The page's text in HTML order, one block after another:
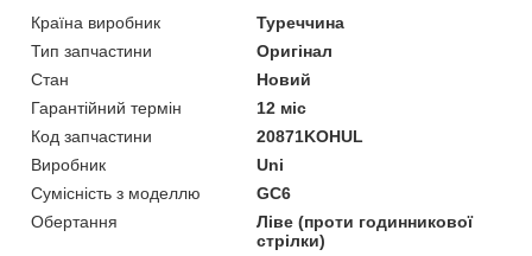
Країна виробник
Туреччина
Тип запчастини
Оригінал
Стан
Новий
Гарантійний термін
12 міс
Код запчастини
20871KOHUL
Виробник
Uni
Сумісність з моделлю
GC6
Обертання
Ліве (проти годинникової
стрілки)